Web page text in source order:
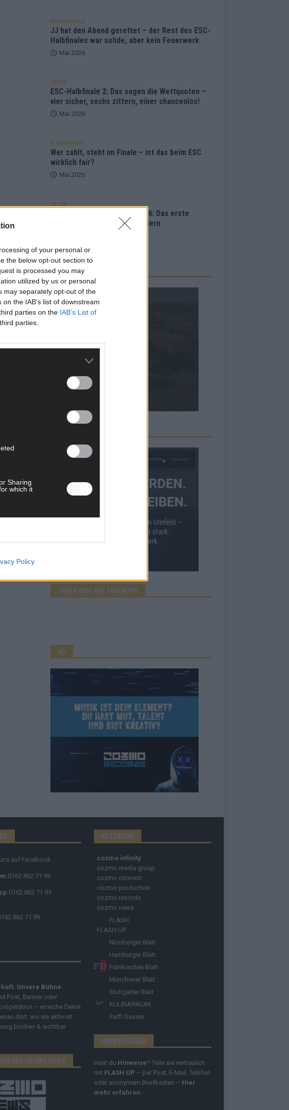
of your personal or
the below opt-out section to
is processed you may
utilized by us or personal
may separately opt-out of the
the IAB’s list of downstream
parties on the IAB’s List of
parties.
Sharing
which it
Policy
KOMMENTAR
JJ hat den Abend gerettet – der Rest des ESC-
Halbfinales war solide, aber kein Feuerwerk
Mai 2026
EXTRA
ESC-Halbfinale 2: Das sagen die Wettquoten –
vier sicher, sechs zittern, einer chancenlos!
Mai 2026
KOMMENTAR
Wer zahlt, steht im Finale – ist das beim ESC
wirklich fair?
Mai 2026
EXTRA
Eurovision Song Contest 2026: Das erste
Halbfinale – der Abend in Bildern
AD
CHECK UNS AUF FACEBOOK
AD
auf Facebook
0162 862 71 99
0162 862 71 99
862 71 99
Unsere Bühne.
Post, Banner oder
– erreiche Deine
dort, wo sie aktiv ist.
buchen & sichtbar
DER COZMO NEWS
NETZWERK
cozmo infinity
cozmo media group
cozmo connect
cozmo production
cozmo records
cozmo news
FLASH
FLASH UP
Nürnberger Blatt
Hamburger Blatt
Fränkisches Blatt
Münchener Blatt
Stuttgarter Blatt
KULINARIKUM.
Raffi Gasser
HINWEISGEBER
Hast du Hinweise? Teile sie vertraulich
mit FLASH UP – per Post, E-Mail, Telefon
oder anonymem Briefkasten – Hier
mehr erfahren.